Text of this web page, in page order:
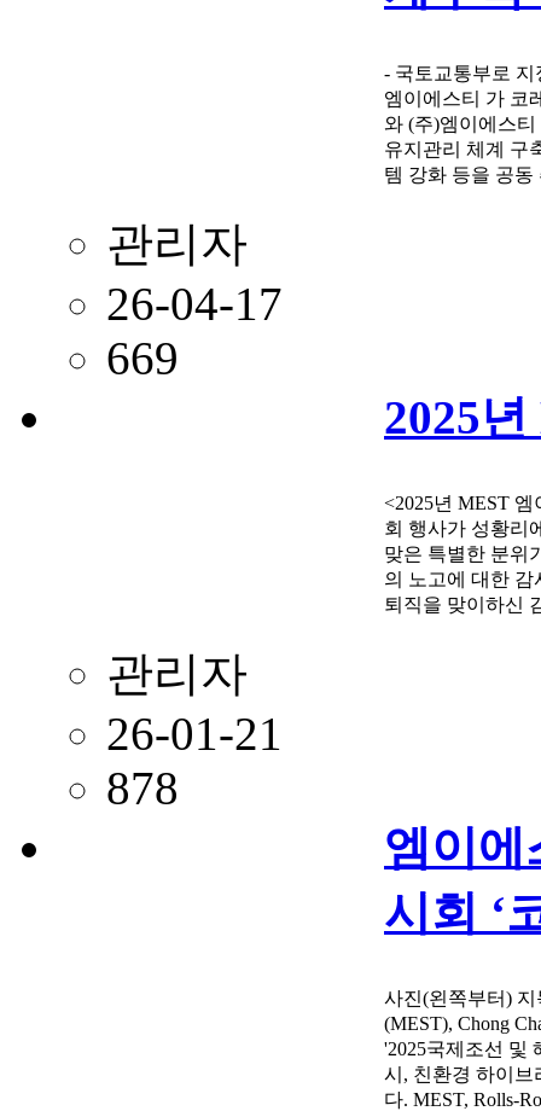
- 국토교통부로
엠이에스티 가 코
와 (주)엠이에스
유지관리 체계 구
템 강화 등을 공
관리자
26-04-17
669
2025
<2025년 MEST
회 행사가 성황리
맞은 특별한 분위
의 노고에 대한
퇴직을 맞이하신
관리자
26-01-21
878
엠이에
시회 ‘
사진(왼쪽부터) 지
(MEST), Chong
'2025국제조선 및
시, 친환경 하이브
다. MEST, Rolls-